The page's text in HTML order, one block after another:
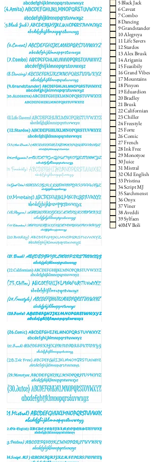
5 Black Jack
6 Caveat
7 Combo
8 Dancing
9 Grandstander
10 Alegreya
11 Life Savers
12 Stardos
13 Alex Brusk
14 Arigania
15 Feasibily
16 Grand Vibes
17 Mountains
18 Pinyon
19 Eduardion
20 Bradley
21 Brusk
22 Californian
23 Chiller
24 Freestyle
25 Forte
26 Comic
27 French
28 Ink Free
29 Monotyoe
30 Juice
31 Mistral
32 Old English
33 Pristina
34 Script MJ
35 Sarchmenst
36 Onyx
37 Viner
38 Aveddi
39 Sylfaen
40MV Boli